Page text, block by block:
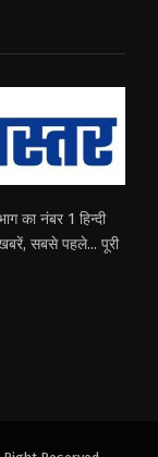
का नंबर 1 हिन्दी
सबसे पहले... पूरी